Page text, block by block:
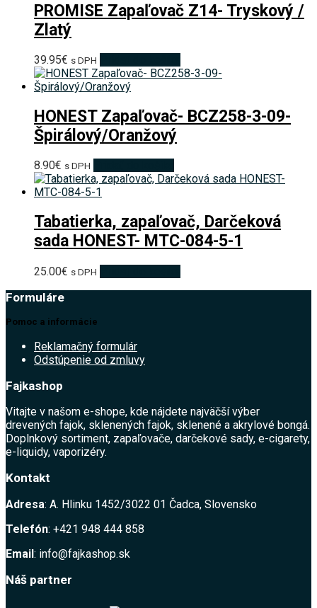
PROMISE Zapaľovač Z14- Tryskový /
Zlatý
39.95€ s DPH
HONEST Zapaľovač- BCZ258-3-09-
Špirálový/Oranžový
8.90€ s DPH
Tabatierka, zapaľovač, Darčeková
sada HONEST- MTC-084-5-1
25.00€ s DPH
Formuláre
Pomoc a informácie
Reklamačný formulár
Odstúpenie od zmluvy
Fajkashop
Vitajte v našom e-shope, kde nájdete najväčší výber
drevených fajok, sklenených fajok, sklenené a akrylové bongá.
Doplnkový sortiment, zapaľovače, darčekové sady, e-cigarety,
e-liquidy, vaporizéry.
Kontakt
Adresa: A. Hlinku 1452/3022 01 Čadca, Slovensko
Telefón: +421 948 444 858
Email: info@fajkashop.sk
Náš partner